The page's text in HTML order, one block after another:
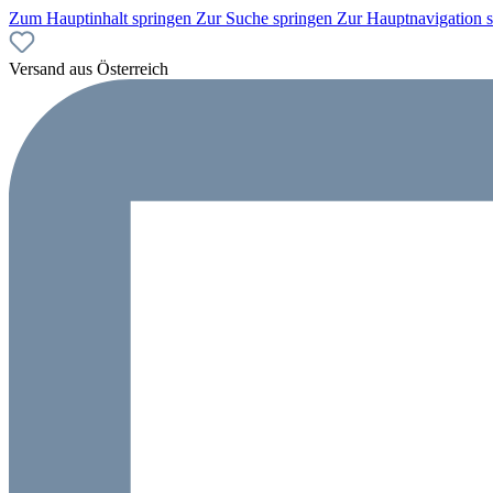
Zum Hauptinhalt springen Zur Suche springen Zur Hauptnavigation
Versand aus Österreich